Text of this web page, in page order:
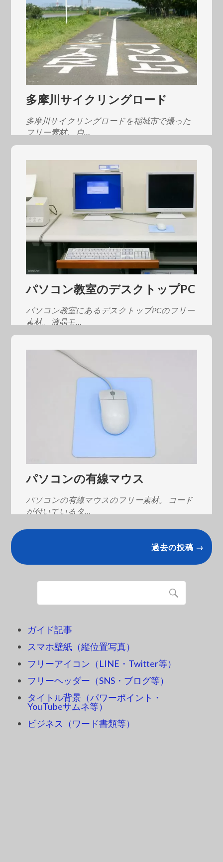
多摩川サイクリングロード
多摩川サイクリングロードを稲城市で撮った
フリー素材。 自…
パソコン教室のデスクトップPC
パソコン教室にあるデスクトップPCのフリー
素材。 液晶モ…
パソコンの有線マウス
パソコンの有線マウスのフリー素材。 コード
が付いているタ…
過去の投稿 →
ガイド記事
スマホ壁紙（縦位置写真）
フリーアイコン（LINE・Twitter等）
フリーヘッダー（SNS・ブログ等）
タイトル背景（パワーポイント・
YouTubeサムネ等）
ビジネス（ワード書類等）